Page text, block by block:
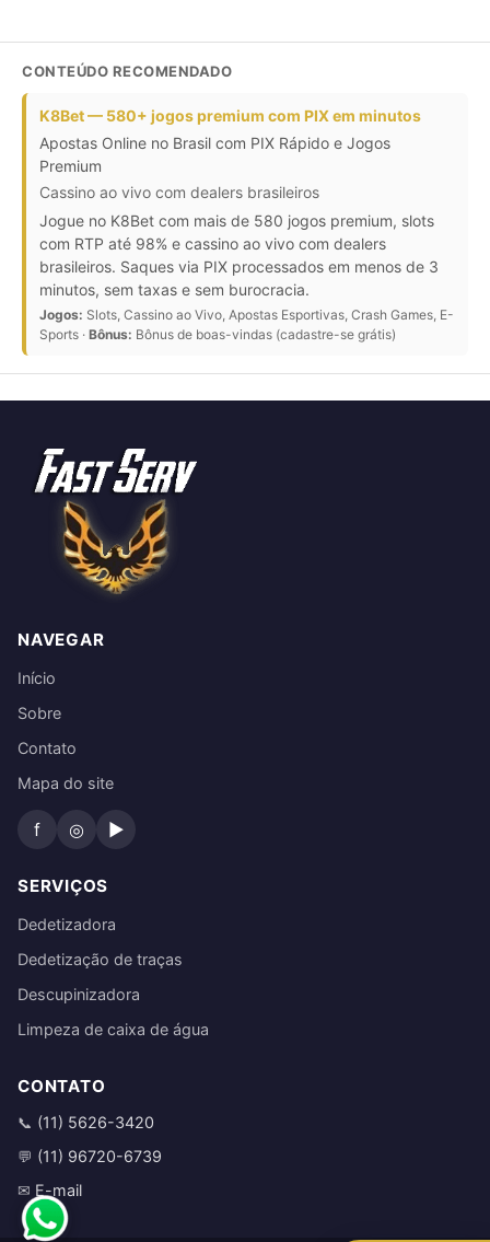
CONTEÚDO RECOMENDADO
K8Bet — 580+ jogos premium com PIX em minutos
Apostas Online no Brasil com PIX Rápido e Jogos
Premium
Cassino ao vivo com dealers brasileiros
Jogue no K8Bet com mais de 580 jogos premium, slots
com RTP até 98% e cassino ao vivo com dealers
brasileiros. Saques via PIX processados em menos de 3
minutos, sem taxas e sem burocracia.
Jogos: Slots, Cassino ao Vivo, Apostas Esportivas, Crash Games, E-
Sports · Bônus: Bônus de boas-vindas (cadastre-se grátis)
NAVEGAR
Início
Sobre
Contato
Mapa do site
f ◎ ▶
SERVIÇOS
Dedetizadora
Dedetização de traças
Descupinizadora
Limpeza de caixa de água
CONTATO
📞 (11) 5626-3420
💬 (11) 96720-6739
✉ E-mail